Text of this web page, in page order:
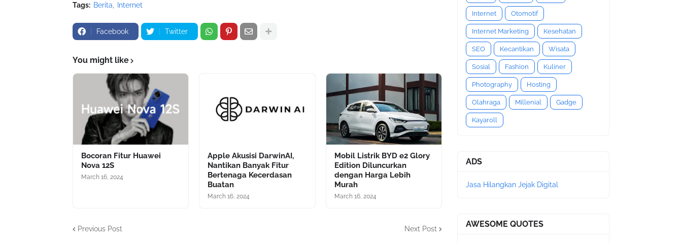
Tags: Berita Internet
Facebook Twitter
You might like
Bocoran Fitur Huawei
Nova 12S
March 16, 2024
Apple Akusisi DarwinAI,
Nantikan Banyak Fitur
Bertenaga Kecerdasan
Buatan
March 16, 2024
Mobil Listrik BYD e2 Glory
Edition Diluncurkan
dengan Harga Lebih
Murah
March 16, 2024
Previous Post Next Post
Internet Otomotif
Internet Marketing Kesehatan
SEO Kecantikan Wisata
Sosial Fashion Kuliner
Photography Hosting
Olahraga Millenial Gadge
Kayaroll
ADS
Jasa Hilangkan Jejak Digital
AWESOME QUOTES